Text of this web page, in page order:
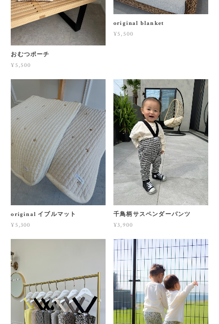
おむつポーチ
¥5,500
original blanket
¥5,500
original イブルマット
¥5,300
千鳥柄サスペンダーパンツ
¥3,900